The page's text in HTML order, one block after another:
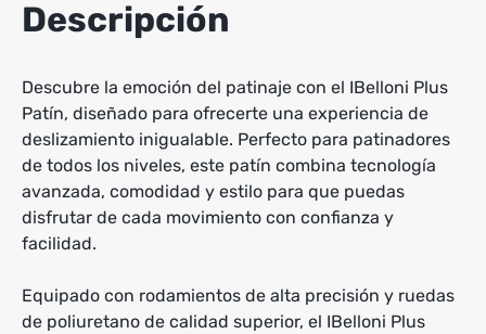
Descripción
Descubre la emoción del patinaje con el IBelloni Plus
Patín, diseñado para ofrecerte una experiencia de
deslizamiento inigualable. Perfecto para patinadores
de todos los niveles, este patín combina tecnología
avanzada, comodidad y estilo para que puedas
disfrutar de cada movimiento con confianza y
facilidad.
Equipado con rodamientos de alta precisión y ruedas
de poliuretano de calidad superior, el IBelloni Plus